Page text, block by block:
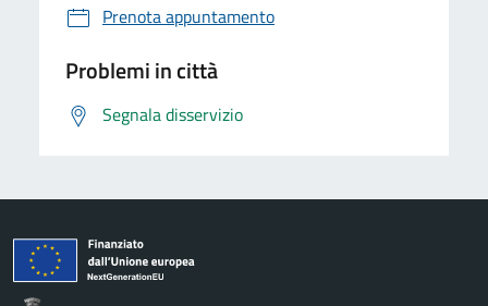
Prenota appuntamento
Problemi in città
Segnala disservizio